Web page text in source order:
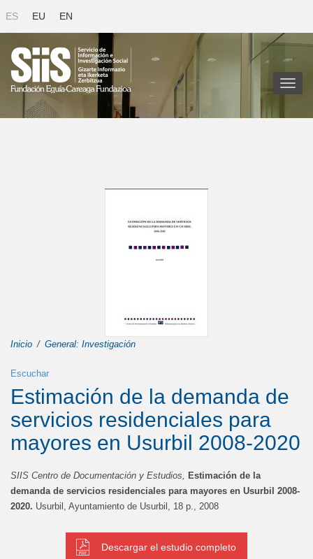
ES EU EN
Toggle
Inicio General: Investigación
Escuchar
Estimación de la demanda de
servicios residenciales para
mayores en Usurbil 2008-2020
SIIS Centro de Documentación y Estudios, Estimación de la
demanda de servicios residenciales para mayores en Usurbil 2008-
2020. Usurbil, Ayuntamiento de Usurbil, 18 p., 2008
Descargar el estudio completo